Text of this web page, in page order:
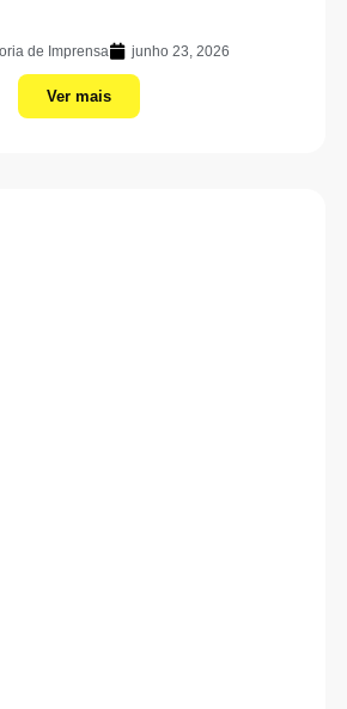
de Imprensa junho 23, 2026
Ver mais